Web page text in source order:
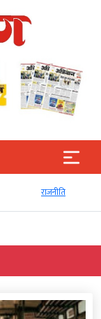
व्‍यापार